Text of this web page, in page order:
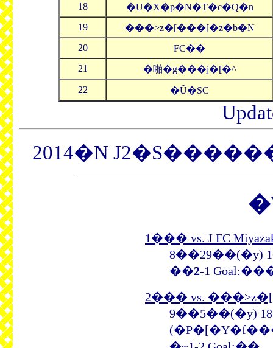
18
�U�X�p�N�T�c�Q�n
19
���˃z�[���[�z�b�N
20
FC��
21
�啪�g���j�[�^
22
�Ȗ�SC
2014�N
1��� vs. J FC
8��29��(�y)
��2-1
2��� vs.
9��5��(�y)